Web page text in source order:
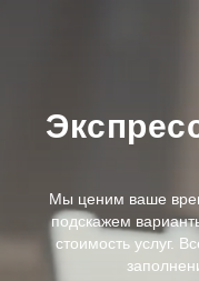
Мы ценим ваше
подскажем
стоимость услуг.